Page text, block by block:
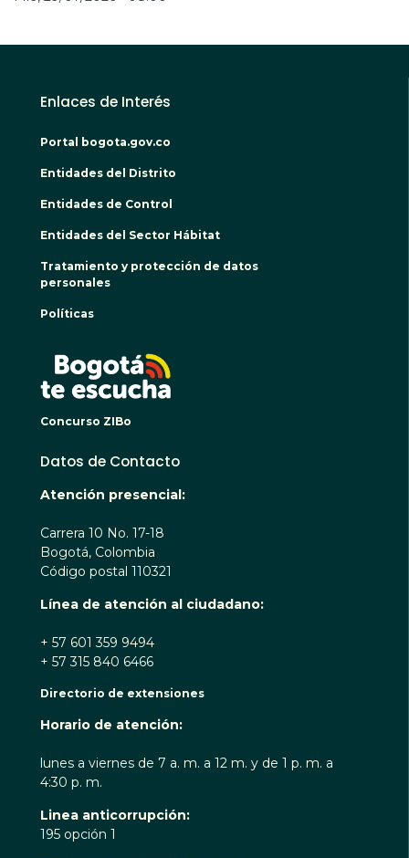
Enlaces de Interés
Portal bogota.gov.co
Entidades del Distrito
Entidades de Control
Entidades del Sector Hábitat
Tratamiento y protección de datos
personales
Políticas
Concurso ZIBo
Datos de Contacto
Atención presencial:
Carrera 10 No. 17-18
Bogotá, Colombia
Código postal 110321
Línea de atención al ciudadano:
+ 57 601 359 9494
+ 57 315 840 6466
Directorio de extensiones
Horario de atención:
lunes a viernes de 7 a. m. a 12 m. y de 1 p. m. a
4:30 p. m.
Linea anticorrupción:
195 opción 1